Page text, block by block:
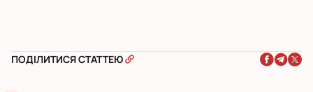
ПОДІЛИТИСЯ СТАТТЕЮ